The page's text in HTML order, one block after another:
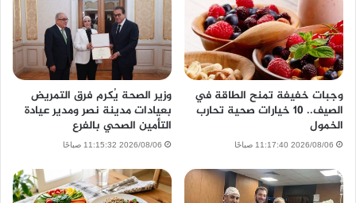
وجبات خفيفة تمنح الطاقة في
الصيف.. 10 خيارات صحية تحارب
الخمول
2026/08/06 11:17:40 صباحًا
وزير الصحة يُكرم فرق التمريض
بعيادات مدينة نصر ومدير عيادة
التأمين الصحي بالفرع
2026/08/06 11:15:32 صباحًا